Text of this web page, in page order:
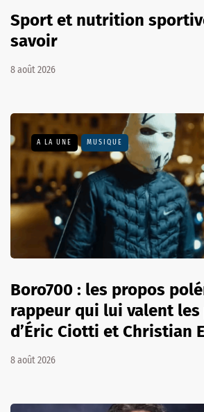
Sport et nutrition
savoir
8 août 2026
A LA UNE MUSIQUE
Boro700 : les propos
rappeur qui lui valent
d’Éric Ciotti et Christian
8 août 2026